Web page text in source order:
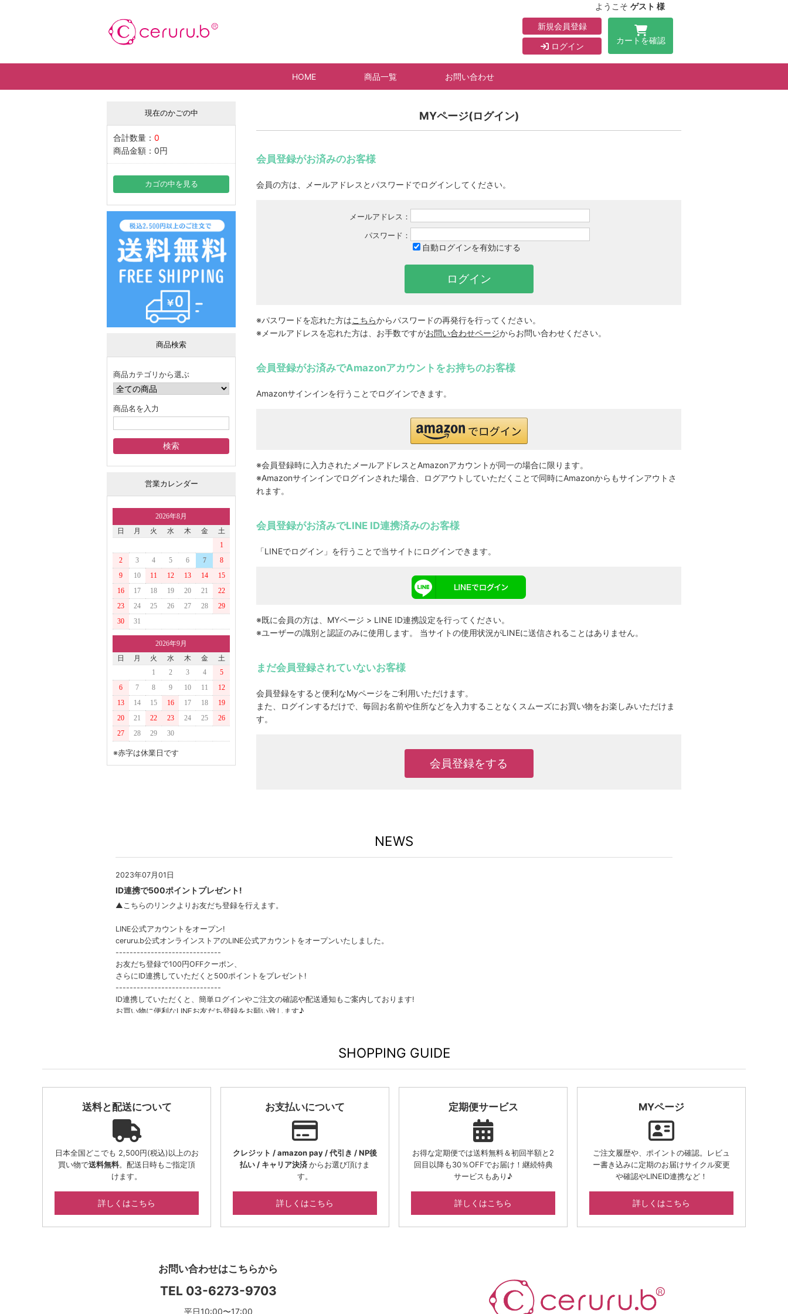
ようこそ ゲスト 様
新規会員登録
ログイン
カートを確認
HOME 商品一覧 お問い合わせ
現在のかごの中
合計数量： 0
商品金額： 0円
カゴの中を見る
商品検索
商品カテゴリから選ぶ
商品名を入力
営業カレンダー
2026年8月
日
月 火 水 木 金
土
1
2
3 4 5 6 7
8
9
10 11 12 13 14
15
16
17 18 19 20 21
22
23
24 25 26 27 28
29
30
31
2026年9月
日
月 火 水 木 金
土
1
2 3 4
5
6
7 8 9 10 11
12
13
14 15 16 17 18
19
20
21 22 23 24 25
26
27
28 29 30
※赤字は休業日です
MYページ(ログイン)
会員登録がお済みのお客様
会員の方は、メールアドレスとパスワードでログインしてください。
メールアドレス：
パスワード：
自動ログインを有効にする
※パスワードを忘れた方はこちらからパスワードの再発行を行ってください。
※メールアドレスを忘れた方は、お手数ですがお問い合わせページからお問い合わせください。
会員登録がお済みでAmazonアカウントをお持ちのお客様
Amazonサインインを行うことでログインできます。
※会員登録時に入力されたメールアドレスとAmazonアカウントが同一の場合に限ります。
※Amazonサインインでログインされた場合、ログアウトしていただくことで同時にAmazonからもサインアウトさ
れます。
会員登録がお済みでLINE ID連携済みのお客様
「LINEでログイン」を行うことで当サイトにログインできます。
※既に会員の方は、MYページ > LINE ID連携設定を行ってください。
※ユーザーの識別と認証のみに使用します。 当サイトの使用状況がLINEに送信されることはありません。
まだ会員登録されていないお客様
会員登録をすると便利なMyページをご利用いただけます。
また、ログインするだけで、毎回お名前や住所などを入力することなくスムーズにお買い物をお楽しみいただけま
す。
会員登録をする
NEWS
2023年07月01日
ID連携で500ポイントプレゼント!
▲こちらのリンクよりお友だち登録を行えます。
LINE公式アカウントをオープン!
ceruru.b公式オンラインストアのLINE公式アカウントをオープンいたしました。
------------------------------
お友だち登録で100円OFFクーポン、
さらにID連携していただくと500ポイントをプレゼント!
------------------------------
ID連携していただくと、簡単ログインやご注文の確認や配送通知もご案内しております!
お買い物に便利なLINEお友だち登録をお願い致します♪
SHOPPING GUIDE
送料と配送について
日本全国どこでも 2,500円(税込)以上のお
買い物で送料無料。配送日時もご指定頂
けます。
詳しくはこちら
お支払いについて
クレジット / amazon pay / 代引き / NP後
払い / キャリア決済からお選び頂けま
す。
詳しくはこちら
定期便サービス
お得な定期便では送料無料＆初回半額と2
回目以降も30％OFFでお届け！継続特典
サービスもあり♪
詳しくはこちら
MYページ
ご注文履歴や、ポイントの確認。レビュ
ー書き込みに定期のお届けサイクル変更
や確認やLINEID連携など！
詳しくはこちら
お問い合わせはこちらから
TEL 03-6273-9703
平日10:00〜17:00